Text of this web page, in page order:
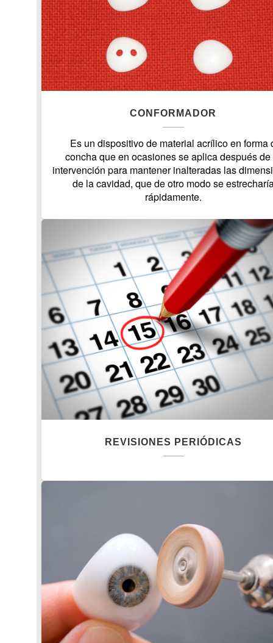
CONFORMADOR
Es un dispositivo de material acrílico en forma
concha que en ocasiones se aplica después
intervención para mantener inalteradas las
de la cavidad, que de otro modo se
rápidamente.
REVISIONES PERIÓDICAS